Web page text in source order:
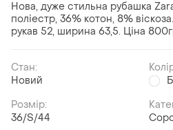
Нова, дуже стильна рубашка
поліестр, 36% котон, 8%
рукав 52, ширина 63,5. Ціна
Стан:
Новий
Розмір:
36/S/44